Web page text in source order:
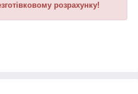
розрахунку!